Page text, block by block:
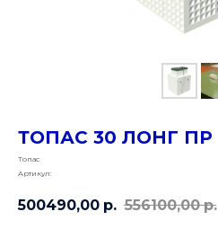
ТОПАС 30 ЛОНГ ПР
Топас
Артикул:
500490,00 р. 556100,00 р.